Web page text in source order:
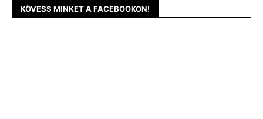
KÖVESS MINKET A FACEBOOKON!